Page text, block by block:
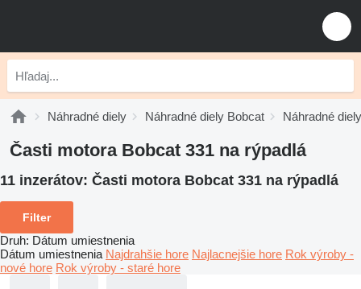
Náhradné diely Náhradné diely Bobcat Náhradné
Časti motora Bobcat 331 na rýpadlá
11 inzerátov: Časti motora Bobcat 331 na rýpadlá
Filter
Druh: Dátum umiestnenia
Dátum umiestnenia Najdrahšie hore Najlacnejšie hore Rok výroby -
nové hore Rok výroby - staré hore